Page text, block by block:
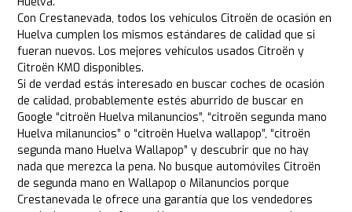
Con Crestanevada, todos los vehículos Citroën de ocasión en
Huelva cumplen los mismos estándares de calidad que si
fueran nuevos. Los mejores vehículos usados Citroën y
Citroën KM0 disponibles.
Si de verdad estás interesado en buscar coches de ocasión
de calidad, probablemente estés aburrido de buscar en
Google “citroën Huelva milanuncios”, “citroën segunda mano
Huelva milanuncios” o “citroën Huelva wallapop”, “citroën
segunda mano Huelva Wallapop” y descubrir que no hay
nada que merezca la pena. No busque automóviles Citroën
de segunda mano en Wallapop o Milanuncios porque
Crestanevada le ofrece una garantía que los vendedores